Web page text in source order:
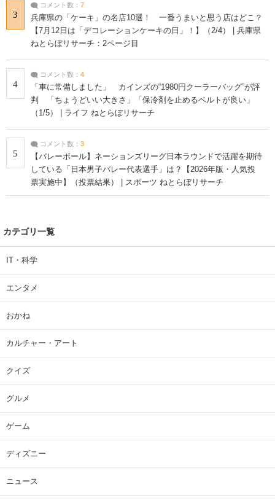
3
コメント数： 7
兵庫県の「ケーキ」の名店10選！ 一番うまいと思う店はどこ？
【7月12日は「デコレーションケーキの日」！】（2/4） | 兵庫県
ねとらぼリサーチ：2ページ目
4
コメント数： 4
「車に常備しました」 カインズの“1980円クーラーバッグ”が評
判 「ちょうどいい大きさ」「保冷剤を止めるベルトが良い」
（1/5） | ライフ ねとらぼリサーチ
5
コメント数： 3
【バレーボール】ネーションズリーグ日本ラウンドで活躍を期待
している「日本男子バレー代表選手」は？【2026年版・人気投
票実施中】（投票結果） | スポーツ ねとらぼリサーチ
カテゴリ一覧
IT・科学
エンタメ
おかね
カルチャー・アート
クイズ
グルメ
ゲーム
ディズニー
ニュース